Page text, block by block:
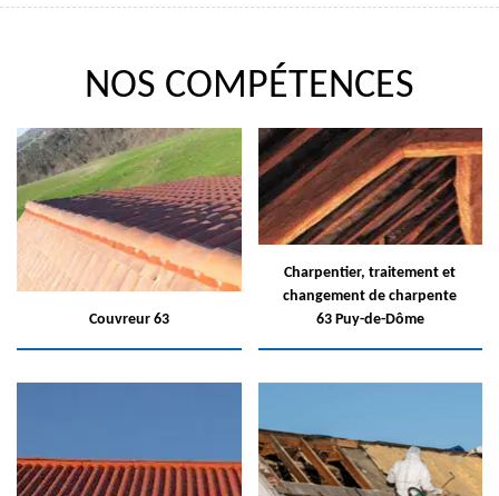
NOS COMPÉTENCES
Couvreur 63
Charpentier, traitement et
changement de charpente
63 Puy-de-Dôme